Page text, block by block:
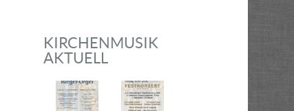
KIRCHENMUSIK
AKTUELL